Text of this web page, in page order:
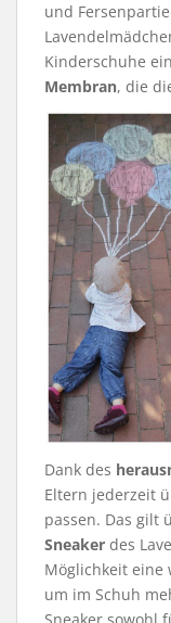
und
Kinderschuhe
Membran, die
Dank des
Eltern jederzeit
passen. Das gilt
Sneaker des
Möglichkeit eine
um im Schuh